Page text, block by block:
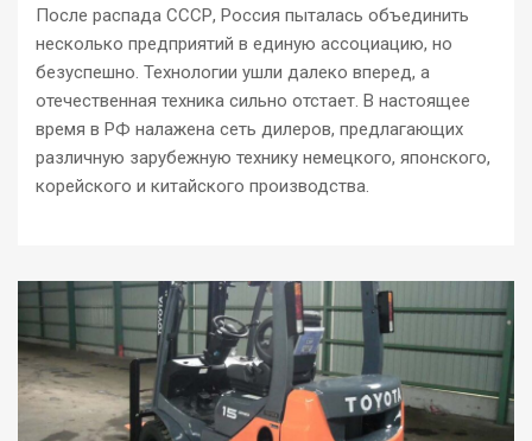
После распада СССР, Россия пыталась объединить
несколько предприятий в единую ассоциацию, но
безуспешно. Технологии ушли далеко вперед, а
отечественная техника сильно отстает. В настоящее
время в РФ налажена сеть дилеров, предлагающих
различную зарубежную технику немецкого, японского,
корейского и китайского производства.